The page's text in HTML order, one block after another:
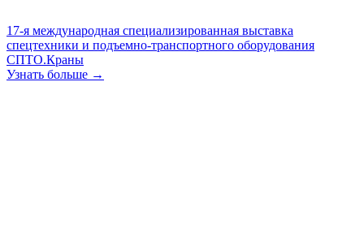
17-я международная специализированная выставка
спецтехники и подъемно-транспортного оборудования
СПТО.Краны
Узнать больше →